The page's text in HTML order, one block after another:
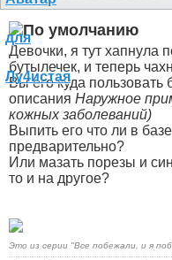
Девочки, я тут хапнула
бутылечек, и теперь
Вы его куда
описания Наружное
кожных заболеваний)
Выпить его что ли в
предварительно?
Или мазать порезы и
то и на другое?
Это из серии "Все побежали, и я